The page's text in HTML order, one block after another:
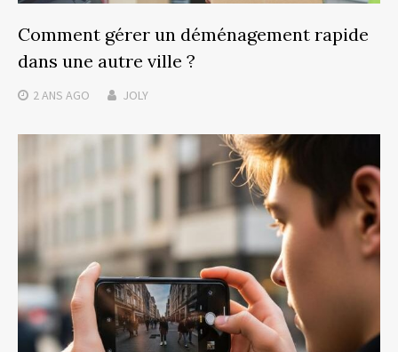
Comment gérer un déménagement rapide
dans une autre ville ?
2 ANS AGO JOLY